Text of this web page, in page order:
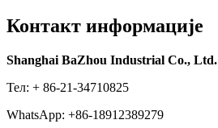
Контакт информације
Shanghai BaZhou Industrial Co., Ltd.
Тел: + 86-21-34710825
WhatsApp: +86-18912389279